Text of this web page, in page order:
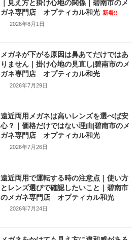
｜見え方と掛け心地の関係｜碧南市のメ
ガネ専門店 オプティカル和光 新着!!
2026年8月1日
メガネが下がる原因は鼻あてだけではあ
りません｜掛け心地の見直し|碧南市のメ
ガネ専門店 オプティカル和光
2026年7月29日
遠近両用メガネは高いレンズを選べば安
心？｜価格だけではない理由|碧南市のメ
ガネ専門店 オプティカル和光
2026年7月26日
遠近両用で運転する時の注意点｜使い方
とレンズ選びで確認したいこと｜碧南市
のメガネ専門店 オプティカル和光
2026年7月24日